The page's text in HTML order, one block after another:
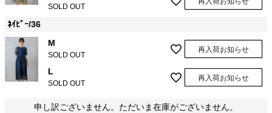
SOLD OUT
ﾈｲﾋﾞｰ/36
M
SOLD OUT
再入荷お知らせ
L
SOLD OUT
再入荷お知らせ
申し訳ございません。ただいま在庫がございません。